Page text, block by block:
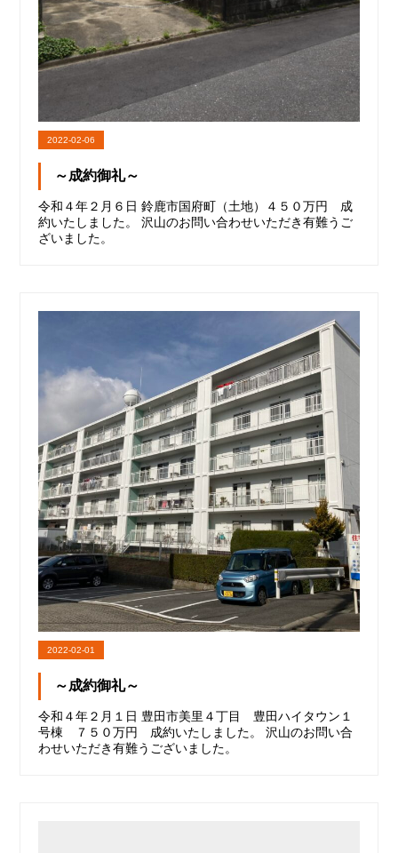
2022-02-06
～成約御礼～
令和４年２月６日 鈴鹿市国府町（土地）４５０万円 成
約いたしました。 沢山のお問い合わせいただき有難うご
ざいました。
2022-02-01
～成約御礼～
令和４年２月１日 豊田市美里４丁目 豊田ハイタウン１
号棟 ７５０万円 成約いたしました。 沢山のお問い合
わせいただき有難うございました。